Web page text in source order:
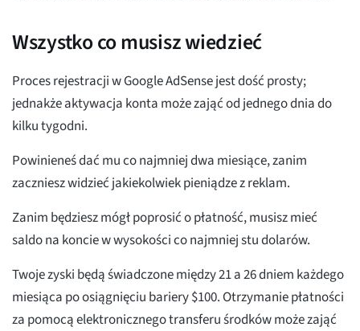
Wszystko co musisz wiedzieć
Proces rejestracji w Google AdSense jest dość prosty;
jednakże aktywacja konta może zająć od jednego dnia do
kilku tygodni.
Powinieneś dać mu co najmniej dwa miesiące, zanim
zaczniesz widzieć jakiekolwiek pieniądze z reklam.
Zanim będziesz mógł poprosić o płatność, musisz mieć
saldo na koncie w wysokości co najmniej stu dolarów.
Twoje zyski będą świadczone między 21 a 26 dniem każdego
miesiąca po osiągnięciu bariery $100. Otrzymanie płatności
za pomocą elektronicznego transferu środków może zająć